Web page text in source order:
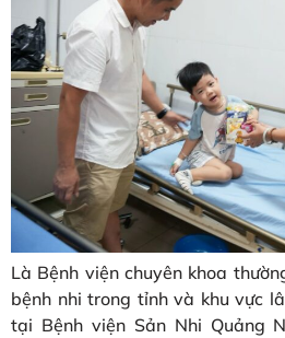
Là Bệnh viện chuyên khoa
bệnh nhi trong tỉnh và khu vực
tại Bệnh viện Sản Nhi Quảng